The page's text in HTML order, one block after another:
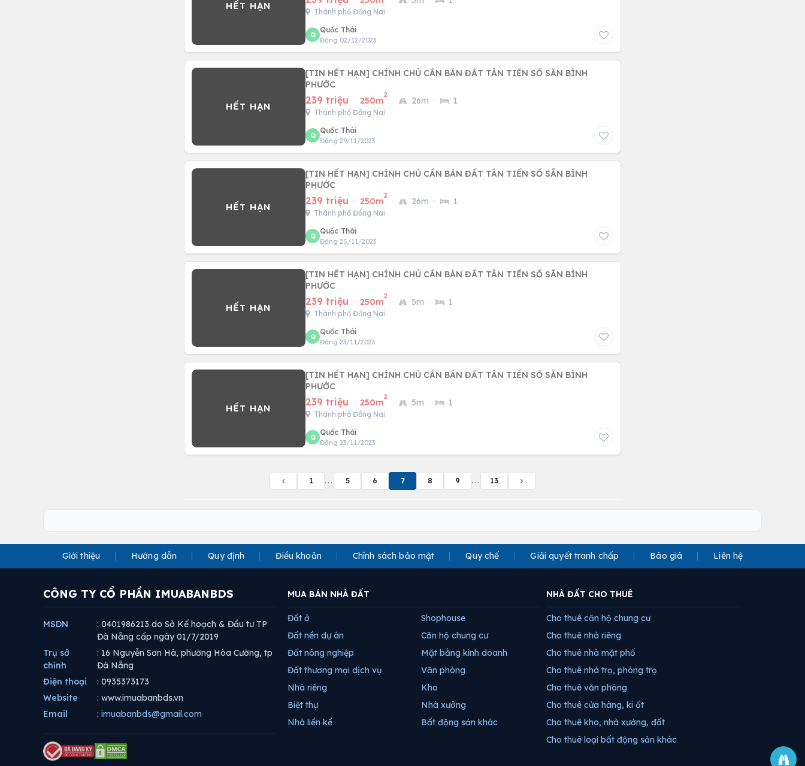
Thành phố Đồng Nai
Q
Quốc Thái
Đăng 02/12/2023
[TIN HẾT HẠN] CHÍNH CHỦ CẦN BÁN ĐẤT TÂN TIẾN SỔ SẴN BÌNH
PHƯỚC
239 triệu · 250m
2
· 26m · 1
Thành phố Đồng Nai
Q
Quốc Thái
Đăng 29/11/2023
[TIN HẾT HẠN] CHÍNH CHỦ CẦN BÁN ĐẤT TÂN TIẾN SỔ SẴN BÌNH
PHƯỚC
239 triệu · 250m
2
· 26m · 1
Thành phố Đồng Nai
Q
Quốc Thái
Đăng 25/11/2023
[TIN HẾT HẠN] CHÍNH CHỦ CẦN BÁN ĐẤT TÂN TIẾN SỔ SẴN BÌNH
PHƯỚC
239 triệu · 250m
2
· 5m · 1
Thành phố Đồng Nai
Q
Quốc Thái
Đăng 23/11/2023
[TIN HẾT HẠN] CHÍNH CHỦ CẦN BÁN ĐẤT TÂN TIẾN SỔ SẴN BÌNH
PHƯỚC
239 triệu · 250m
2
· 5m · 1
Thành phố Đồng Nai
Q
Quốc Thái
Đăng 23/11/2023
1 ... 5 6 7 8 9 ... 13
Giới thiệu Hướng dẫn Quy định Điều khoản Chính sách bảo mật Quy chế Giải quyết tranh chấp Báo giá Liên hệ
CÔNG TY CỔ PHẦN IMUABANBDS
MSDN
: 0401986213 do Sở Kế hoạch & Đầu tư TP
Đà Nẵng cấp ngày 01/7/2019
Trụ sở
chính
: 16 Nguyễn Sơn Hà, phường Hòa Cường, tp
Đà Nẵng
Điện thoại
: 0935373173
Website
: www.imuabanbds.vn
Email
: imuabanbds@gmail.com
MUA BÁN NHÀ ĐẤT
Đất ở
Đất nền dự án
Đất nông nghiệp
Đất thương mại dịch vụ
Nhà riêng
Biệt thự
Nhà liền kề
Shophouse
Căn hộ chung cư
Mặt bằng kinh doanh
Văn phòng
Kho
Nhà xưởng
Bất động sản khác
NHÀ ĐẤT CHO THUÊ
Cho thuê căn hộ chung cư
Cho thuê nhà riêng
Cho thuê nhà mặt phố
Cho thuê nhà trọ, phòng trọ
Cho thuê văn phòng
Cho thuê cửa hàng, ki ốt
Cho thuê kho, nhà xưởng, đất
Cho thuê loại bất động sản khác